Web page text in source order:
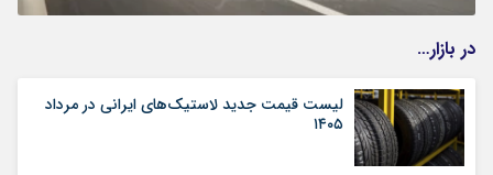
در بازار…
لیست قیمت جدید لاستیک‌های ایرانی در مرداد
۱۴۰۵